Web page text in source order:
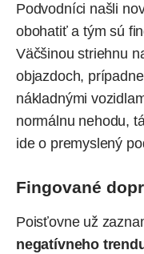
Podvodníci našli
obohatiť a tým sú
Väčšinou striehnu
objazdoch,
nákladnými
normálnu nehodu,
ide o premyslený
Fingované
Poisťovne už
negatívneho